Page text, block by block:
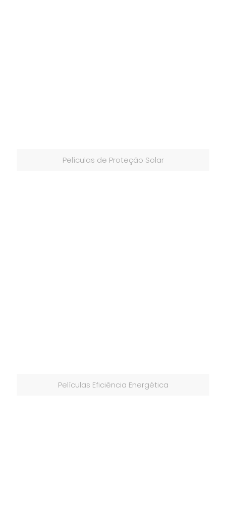
Películas de Proteção Solar
Películas Eficiência Energética